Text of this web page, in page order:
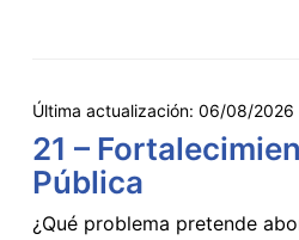
Última actualización: 06/08/2026
21 –
Pública
¿Qué problema pretende